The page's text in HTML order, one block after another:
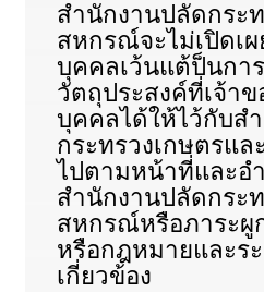
สำนักงานปลัดกระ
สหกรณ์จะไม่เปิดเ
บุคคลเว้นแต้ป็นกา
วัตถุประสงค์ที่เจ้า
บุคคลได้ให้ไว้กับส
กระทรวงเกษตรแ
ไปตามหน้าที่และอ
สำนักงานปลัดกระ
สหกรณ์หรือภาระ
หรือกฎหมายและร
เกี่ยวข้อง